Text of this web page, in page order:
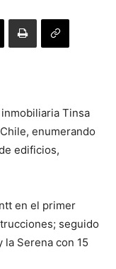
Tinsa
enumerando
edificios,
en el primer
seguido
la Serena con 15